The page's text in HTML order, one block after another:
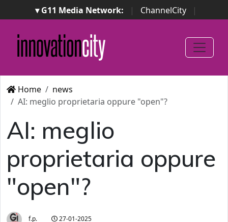
▾ G11 Media Network: | ChannelCity
|
ImpresaCity | SecurityOpenLab | Italian Channel
Awards
Italian Project Awards
Italian Security
Awards
Home
news
AI: meglio proprietaria oppure "open"?
AI: meglio
proprietaria oppure
"open"?
f.p. 27-01-2025